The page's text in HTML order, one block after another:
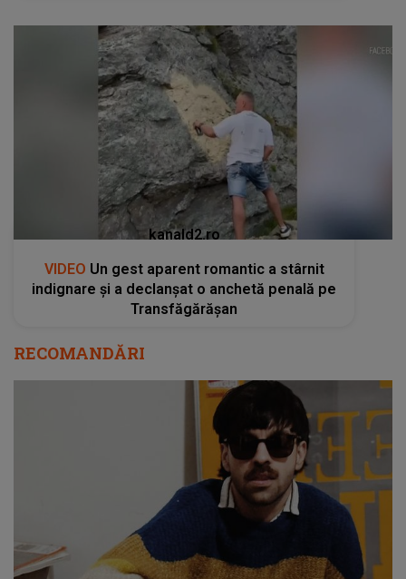
kanald2.ro
VIDEO Un gest aparent romantic a stârnit
indignare și a declanșat o anchetă penală pe
Transfăgărășan
RECOMANDĂRI